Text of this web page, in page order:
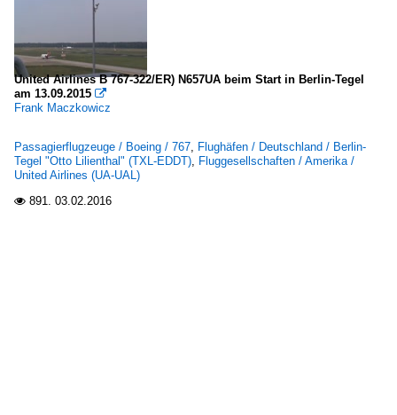
United Airlines B 767-322/ER) N657UA beim Start in Berlin-Tegel
am 13.09.2015 
Frank Maczkowicz
Passagierflugzeuge / Boeing / 767, Flughäfen / Deutschland / Berlin-
Tegel "Otto Lilienthal" (TXL-EDDT), Fluggesellschaften / Amerika /
United Airlines (UA-UAL)
 891. 03.02.2016